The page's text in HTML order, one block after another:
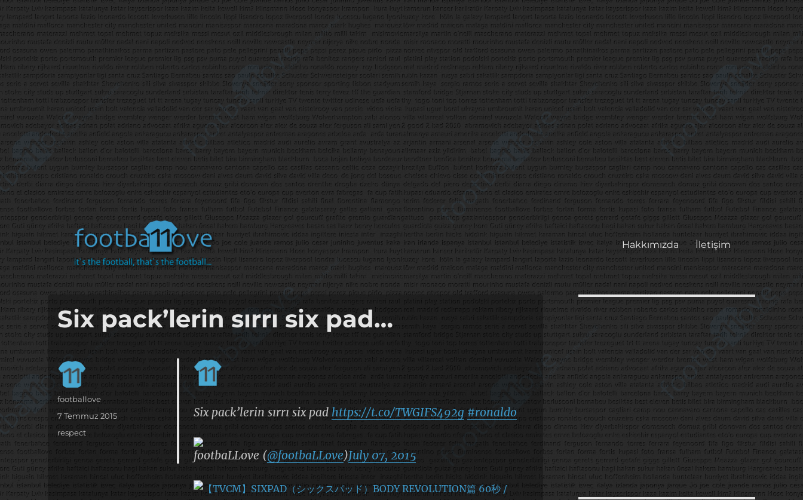
footbaLLove
it's the football, that's the football…
Hakkımızda İletişim
Six pack’lerin sırrı six pad…
Six pack’lerin sırrı six pad https://t.co/TWGIFS492g #ronaldo
footbaLLove (@footbaLLove)July 07, 2015
Yazar
footballove
Yayın
7 Temmuz 2015
Kategoriler
respect